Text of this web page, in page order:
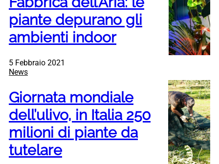
piante depurano gli
ambienti indoor
5 Febbraio 2021
News
Giornata mondiale
dell’ulivo, in Italia 250
milioni di piante da
tutelare